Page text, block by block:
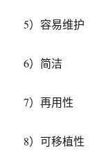
5）容易维护
6）简洁
7）再用性
8）可移植性